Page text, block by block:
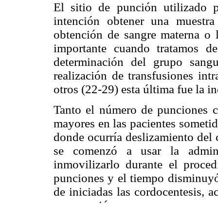
El sitio de punción utilizado
intención obtener una
obtención de sangre materna
importante cuando tratamos
determinación del grupo
realización de transfusiones
otros (22-29) esta última fue la
Tanto el número de punciones
mayores en las pacientes
donde ocurría deslizamiento
se comenzó a usar la
inmovilizarlo durante el
punciones y el tiempo
de iniciadas las cordocentesis,